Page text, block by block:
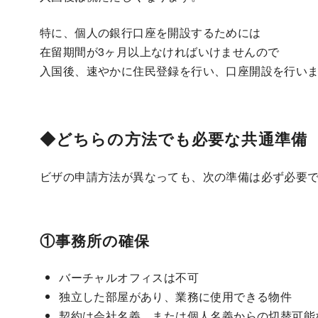
特に、個人の銀行口座を開設するためには
在留期間が3ヶ月以上なければいけませんので
入国後、速やかに住民登録を行い、口座開設を行いま
◆どちらの方法でも必要な共通準備
ビザの申請方法が異なっても、次の準備は必ず必要で
①事務所の確保
バーチャルオフィスは不可
独立した部屋があり、業務に使用できる物件